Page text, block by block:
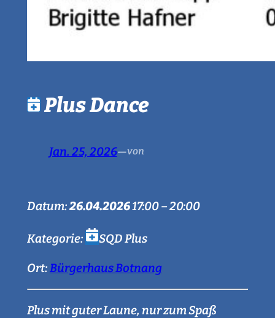
Plus Dance
Jan. 25, 2026—von
Datum:26.04.202617:00–20:00
Kategorie: SQD Plus
Ort: Bürgerhaus Botnang
Plus mit guter Laune, nur zum Spaß